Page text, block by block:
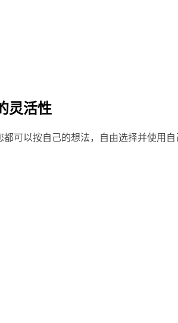
灵活性
可以按自己的想法，自由选择并使用自